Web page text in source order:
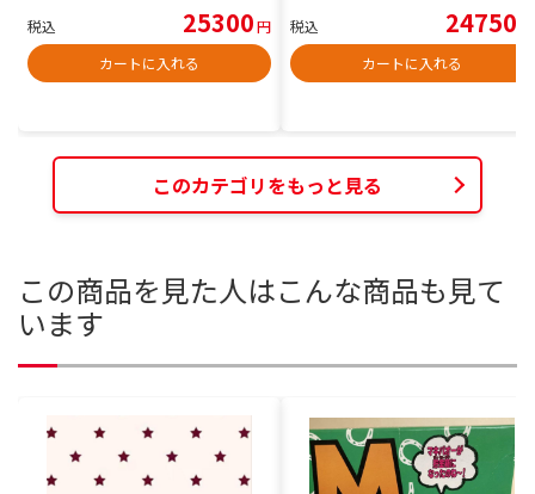
税込 25300円
カートに入れる
税込 24750
カートに入れる
このカテゴリをもっと見る
この商品を見た人はこんな商品も見て
います